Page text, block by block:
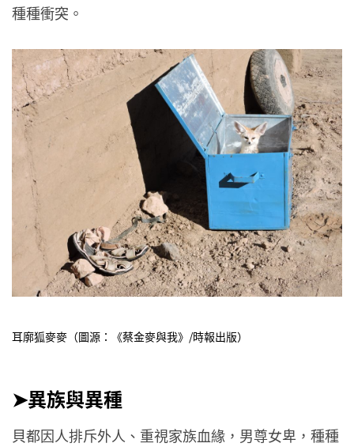
種種衝突。
耳廓狐麥麥（圖源：《蔡金麥與我》/時報出版）
➤異族與異種
貝都因人排斥外人、重視家族血緣，男尊女卑，種種